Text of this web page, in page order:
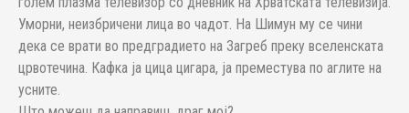
Уморни, неизбричени лица во чадот. На Шимун му се чини
дека се врати во предградието на Загреб преку вселенската
црвотечина. Кафка ја цица цигара, ја преместува по аглите на
усните.